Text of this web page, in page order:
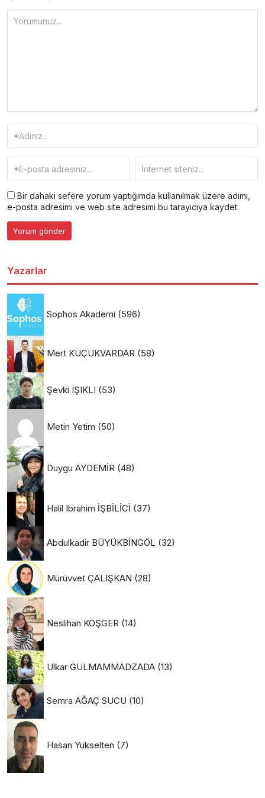
Bir dahaki sefere yorum yaptığımda kullanılmak üzere adımı,
e-posta adresimi ve web site adresimi bu tarayıcıya kaydet.
Yazarlar
Sophos Akademi (596)
Mert KÜÇÜKVARDAR (58)
Şevki IŞIKLI (53)
Metin Yetim (50)
Duygu AYDEMİR (48)
Halil Ibrahim İŞBİLİCİ (37)
Abdulkadir BÜYÜKBİNGÖL (32)
Mürüvvet ÇALIŞKAN (28)
Neslihan KÖŞGER (14)
Ulkar GULMAMMADZADA (13)
Semra AĞAÇ SUCU (10)
Hasan Yükselten (7)